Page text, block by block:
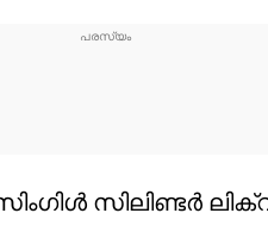
സിലിണ്ടര്‍